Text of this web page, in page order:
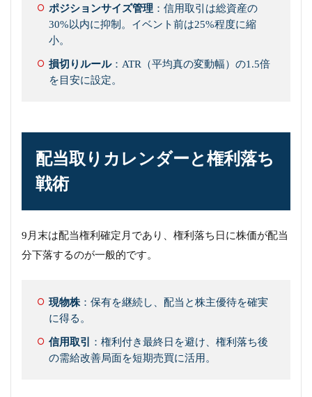
ポジションサイズ管理：信用取引は総資産の
30%以内に抑制。イベント前は25%程度に縮
小。
損切りルール：ATR（平均真の変動幅）の1.5倍
を目安に設定。
配当取りカレンダーと権利落ち
戦術
9月末は配当権利確定月であり、権利落ち日に株価が配当
分下落するのが一般的です。
現物株：保有を継続し、配当と株主優待を確実
に得る。
信用取引
：権利付き最終日を避け、権利落ち後
の需給改善局面を短期売買に活用。